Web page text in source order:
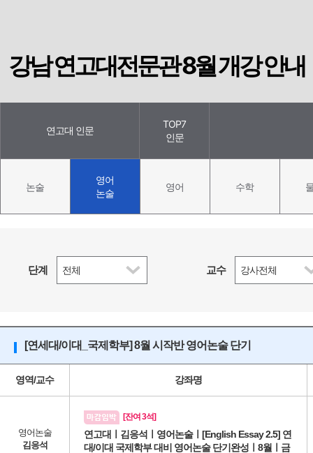
강남 연고대전문관 8월 개강 안내
연고대 인문
TOP7
인문
논술
영어
논술
영어 수학
단계 교수
[연세대/이대_국제학부] 8월 시작반 영어논술 단기
영역/교수 강좌명
영어논술
김응석
[잔여 3석]
연고대ㅣ김응석ㅣ영어논술ㅣ[English Essay 2.5] 연
대/이대 국제학부 대비 영어논술 단기완성ㅣ8월ㅣ금